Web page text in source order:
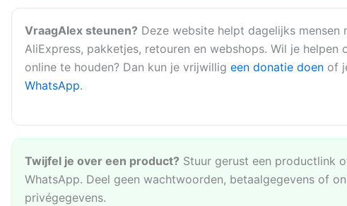
VraagAlex steunen? Deze website helpt dagelijks mensen
AliExpress, pakketjes, retouren en webshops. Wil je helpen
online te houden? Dan kun je vrijwillig een donatie doen of
WhatsApp.
Twijfel je over een product? Stuur gerust een productlink
WhatsApp. Deel geen wachtwoorden, betaalgegevens of
privégegevens.